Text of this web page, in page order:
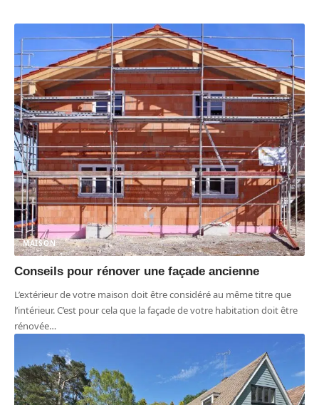
MAISON
Conseils pour rénover une façade ancienne
L’extérieur de votre maison doit être considéré au même titre que
l’intérieur. C’est pour cela que la façade de votre habitation doit être
rénovée…